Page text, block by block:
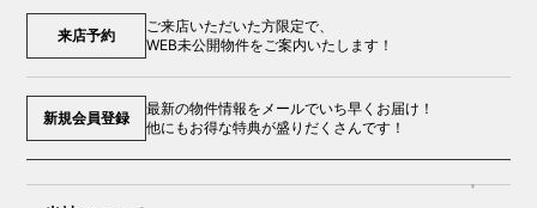
来店予約
ご来店いただいた方限定で、
WEB未公開物件をご案内いたします！
新規会員登録
最新の物件情報をメールでいち早くお届け！
他にもお得な特典が盛りだくさんです！